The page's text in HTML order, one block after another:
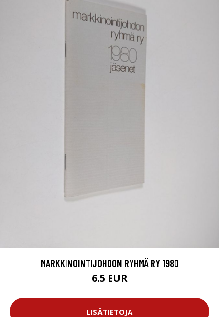
MARKKINOINTIJOHDON RYHMÄ RY 1980
6.5 EUR
LISÄTIETOJA